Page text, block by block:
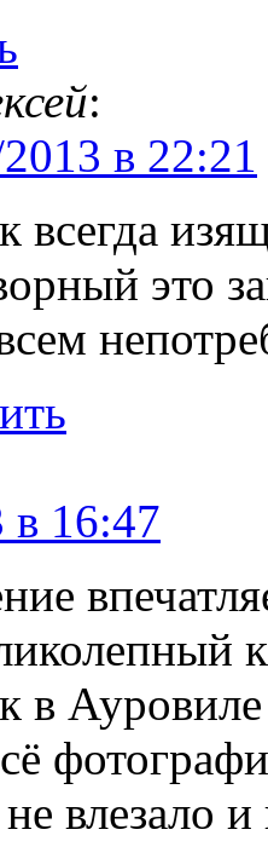
:
в 22:21
всегда
это
в 16:47
Ауровиле
влезало